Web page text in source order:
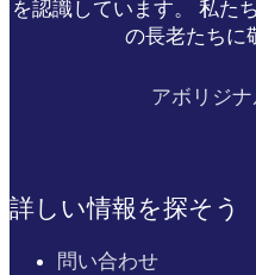
を認識しています。 私た
の長老たちに
アボリジ
詳しい情報を探そう
問い合わせ